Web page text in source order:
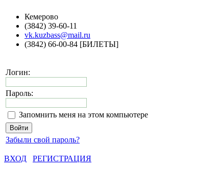
Кемерово
(3842) 39-60-11
vk.kuzbass@mail.ru
(3842) 66-00-84 [БИЛЕТЫ]
Логин:
Пароль:
Запомнить меня на этом компьютере
Забыли свой пароль?
ВХОД
РЕГИСТРАЦИЯ